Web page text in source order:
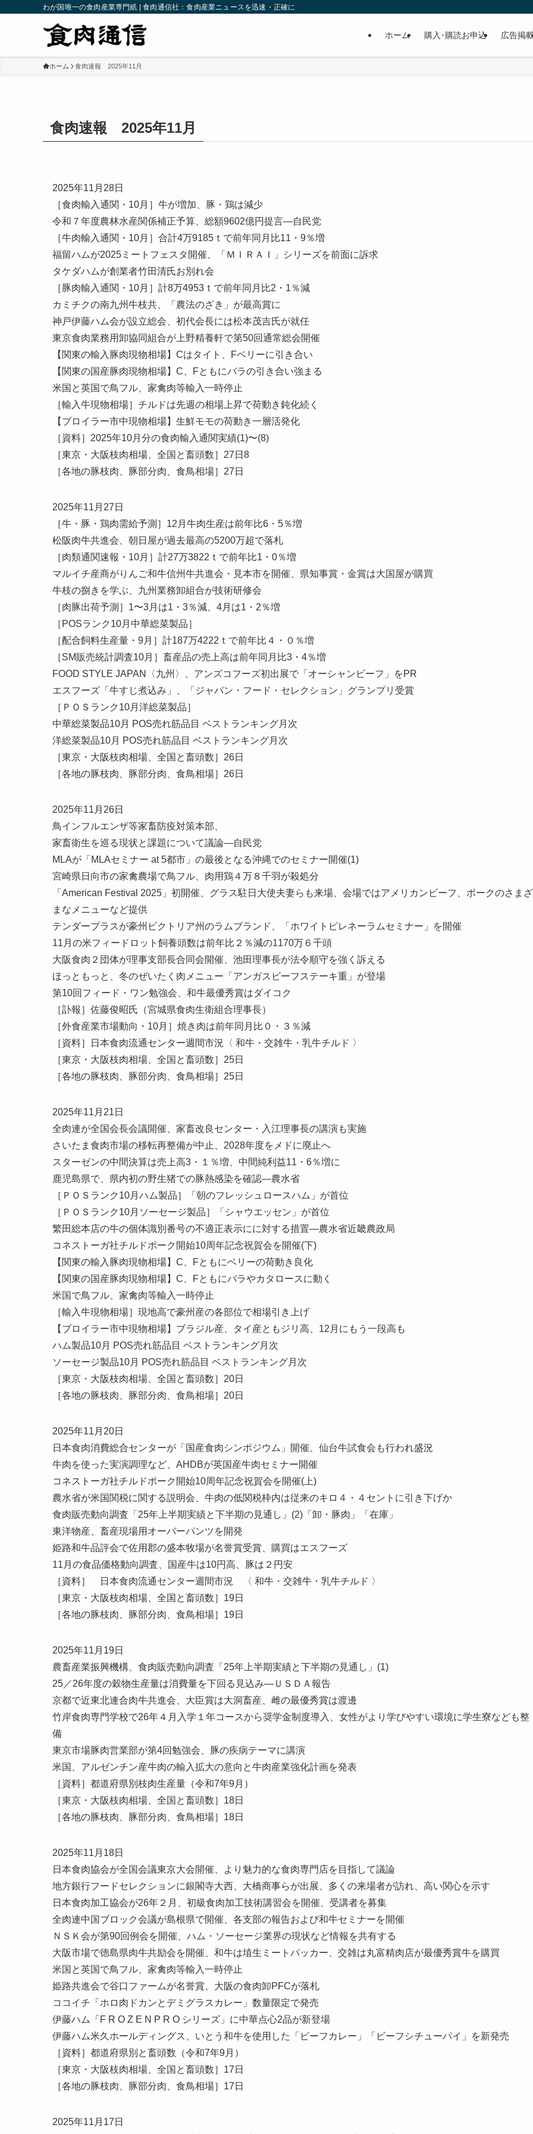
わが国唯一の食肉産業専門紙 | 食肉通信社：食肉産業ニュースを迅速・正確に
ホーム 購入･購読お申込 広告掲
ホーム 食肉速報 2025年11月
食肉速報 2025年11月
2025年11月28日
［食肉輸入通関・10月］牛が増加、豚・鶏は減少
令和７年度農林水産関係補正予算、総額9602億円提言—自民党
［牛肉輸入通関・10月］合計4万9185ｔで前年同月比11・9％増
福留ハムが2025ミートフェスタ開催、「ＭＩＲＡＩ」シリーズを前面に訴求
タケダハムが創業者竹田清氏お別れ会
［豚肉輸入通関・10月］計8万4953ｔで前年同月比2・1％減
カミチクの南九州牛枝共、「農法のざき」が最高賞に
神戸伊藤ハム会が設立総会、初代会長には松本茂吉氏が就任
東京食肉業務用卸協同組合が上野精養軒で第50回通常総会開催
【関東の輸入豚肉現物相場】Cはタイト、Fベリーに引き合い
【関東の国産豚肉現物相場】C、Fともにバラの引き合い強まる
米国と英国で鳥フル、家禽肉等輸入一時停止
［輸入牛現物相場］チルドは先週の相場上昇で荷動き鈍化続く
【ブロイラー市中現物相場】生鮮モモの荷動き一層活発化
［資料］2025年10月分の食肉輸入通関実績(1)〜(8)
［東京・大阪枝肉相場、全国と畜頭数］27日8
［各地の豚枝肉、豚部分肉、食鳥相場］27日
2025年11月27日
［牛・豚・鶏肉需給予測］12月牛肉生産は前年比6・5％増
松阪肉牛共進会、朝日屋が過去最高の5200万超で落札
［肉類通関速報・10月］計27万3822ｔで前年比1・0％増
マルイチ産商がりんご和牛信州牛共進会・見本市を開催、県知事賞・金賞は大国屋が購買
牛枝の捌きを学ぶ、九州業務卸組合が技術研修会
［肉豚出荷予測］1〜3月は1・3％減、4月は1・2％増
［POSランク10月中華総菜製品］
［配合飼料生産量・9月］計187万4222ｔで前年比４・０％増
［SM販売統計調査10月］畜産品の売上高は前年同月比3・4％増
FOOD STYLE JAPAN〈九州〉、アンズコフーズ初出展で「オーシャンビーフ」をPR
エスフーズ「牛すじ煮込み」、「ジャパン・フード・セレクション」グランプリ受賞
［ＰＯＳランク10月洋総菜製品］
中華総菜製品10月 POS売れ筋品目 ベストランキング月次
洋総菜製品10月 POS売れ筋品目 ベストランキング月次
［東京・大阪枝肉相場、全国と畜頭数］26日
［各地の豚枝肉、豚部分肉、食鳥相場］26日
2025年11月26日
鳥インフルエンザ等家畜防疫対策本部、
家畜衛生を巡る現状と課題について議論—自民党
MLAが「MLAセミナー at 5都市」の最後となる沖縄でのセミナー開催(1)
宮崎県日向市の家禽農場で鳥フル、肉用鶏４万８千羽が殺処分
「American Festival 2025」初開催、グラス駐日大使夫妻らも来場、会場ではアメリカンビーフ、ポークのさまざ
まなメニューなど提供
テンダープラスが豪州ビクトリア州のラムブランド、「ホワイトピレネーラムセミナー」を開催
11月の米フィードロット飼養頭数は前年比２％減の1170万６千頭
大阪食肉２団体が理事支部長合同会開催、池田理事長が法令順守を強く訴える
ほっともっと、冬のぜいたく肉メニュー「アンガスビーフステーキ重」が登場
第10回フィード・ワン勉強会、和牛最優秀賞はダイコク
［訃報］佐藤俊昭氏（宮城県食肉生衛組合理事長）
［外食産業市場動向・10月］焼き肉は前年同月比０・３％減
［資料］日本食肉流通センター週間市況〈 和牛・交雑牛・乳牛チルド 〉
［東京・大阪枝肉相場、全国と畜頭数］25日
［各地の豚枝肉、豚部分肉、食鳥相場］25日
2025年11月21日
全肉連が全国会長会議開催、家畜改良センター・入江理事長の講演も実施
さいたま食肉市場の移転再整備が中止、2028年度をメドに廃止へ
スターゼンの中間決算は売上高3・１％増、中間純利益11・6％増に
鹿児島県で、県内初の野生猪での豚熱感染を確認—農水省
［ＰＯＳランク10月ハム製品］「朝のフレッシュロースハム」が首位
［ＰＯＳランク10月ソーセージ製品］「シャウエッセン」が首位
繁田総本店の牛の個体識別番号の不適正表示にに対する措置—農水省近畿農政局
コネストーガ社チルドポーク開始10周年記念祝賀会を開催(下)
【関東の輸入豚肉現物相場】C、Fともにベリーの荷動き良化
【関東の国産豚肉現物相場】C、Fともにバラやカタロースに動く
米国で鳥フル、家禽肉等輸入一時停止
［輸入牛現物相場］現地高で豪州産の各部位で相場引き上げ
【ブロイラー市中現物相場】ブラジル産、タイ産ともジリ高、12月にもう一段高も
ハム製品10月 POS売れ筋品目 ベストランキング月次
ソーセージ製品10月 POS売れ筋品目 ベストランキング月次
［東京・大阪枝肉相場、全国と畜頭数］20日
［各地の豚枝肉、豚部分肉、食鳥相場］20日
2025年11月20日
日本食肉消費総合センターが「国産食肉シンポジウム」開催、仙台牛試食会も行われ盛況
牛肉を使った実演調理など、AHDBが英国産牛肉セミナー開催
コネストーガ社チルドポーク開始10周年記念祝賀会を開催(上)
農水省が米国関税に関する説明会、牛肉の低関税枠内は従来のキロ４・４セントに引き下げか
食肉販売動向調査「25年上半期実績と下半期の見通し」(2)「卸・豚肉」「在庫」
東洋物産、畜産現場用オーバーパンツを開発
姫路和牛品評会で佐用郡の盛本牧場が名誉賞受賞、購買はエスフーズ
11月の食品価格動向調査、国産牛は10円高、豚は２円安
［資料］ 日本食肉流通センター週間市況 〈 和牛・交雑牛・乳牛チルド 〉
［東京・大阪枝肉相場、全国と畜頭数］19日
［各地の豚枝肉、豚部分肉、食鳥相場］19日
2025年11月19日
農畜産業振興機構、食肉販売動向調査「25年上半期実績と下半期の見通し」(1)
25／26年度の穀物生産量は消費量を下回る見込み—ＵＳＤＡ報告
京都で近東北連合肉牛共進会、大臣賞は大洞畜産、雌の最優秀賞は渡邊
竹岸食肉専門学校で26年４月入学１年コースから奨学金制度導入、女性がより学びやすい環境に学生寮なども整
備
東京市場豚肉営業部が第4回勉強会、豚の疾病テーマに講演
米国、アルゼンチン産牛肉の輸入拡大の意向と牛肉産業強化計画を発表
［資料］都道府県別枝肉生産量（令和7年9月）
［東京・大阪枝肉相場、全国と畜頭数］18日
［各地の豚枝肉、豚部分肉、食鳥相場］18日
2025年11月18日
日本食肉協会が全国会議東京大会開催、より魅力的な食肉専門店を目指して議論
地方銀行フードセレクションに銀閣寺大西、大橋商事らが出展、多くの来場者が訪れ、高い関心を示す
日本食肉加工協会が26年２月、初級食肉加工技術講習会を開催、受講者を募集
全肉連中国ブロック会議が島根県で開催、各支部の報告および和牛セミナーを開催
ＮＳＫ会が第90回例会を開催、ハム・ソーセージ業界の現状など情報を共有する
大阪市場で徳島県肉牛共励会を開催、和牛は埴生ミートパッカー、交雑は丸富精肉店が最優秀賞牛を購買
米国と英国で鳥フル、家禽肉等輸入一時停止
姫路共進会で谷口ファームが名誉賞、大阪の食肉卸PFCが落札
ココイチ「ホロ肉ドカンとデミグラスカレー」数量限定で発売
伊藤ハム「F R O Z E N P R O シリーズ」に中華点心2品が新登場
伊藤ハム米久ホールディングス、いとう和牛を使用した「ビーフカレー」「ビーフシチューパイ」を新発売
［資料］都道府県別と畜頭数（令和7年9月）
［東京・大阪枝肉相場、全国と畜頭数］17日
［各地の豚枝肉、豚部分肉、食鳥相場］17日
2025年11月17日